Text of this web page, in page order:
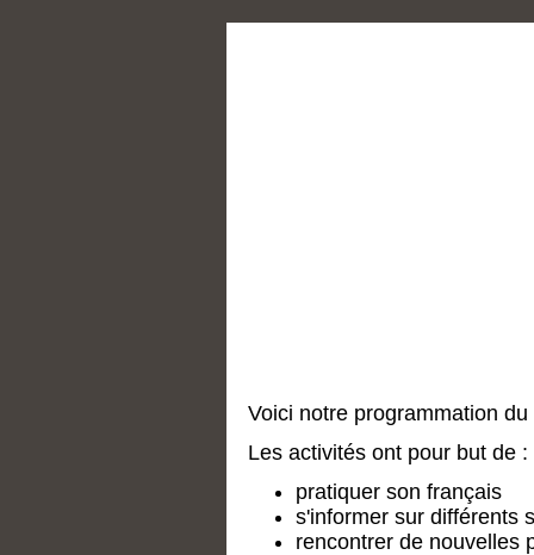
Voici notre programmation
Les activités ont pour but de :
pratiquer son français
s'informer sur différents
rencontrer de nouvelles